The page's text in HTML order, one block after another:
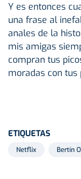
Y es entonces
una frase al
anales de la
mis amigas
compran tus
moradas con tus
ETIQUETAS
Netflix Bertín